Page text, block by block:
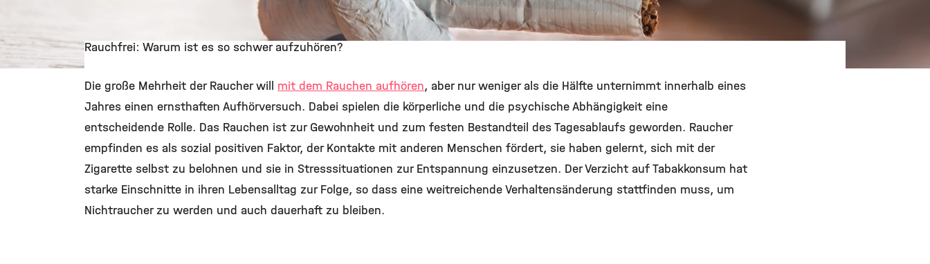
Rauchfrei: Warum ist es so schwer aufzuhören?
Die große Mehrheit der Raucher will mit dem Rauchen aufhören, aber nur weniger als die Hälfte unternimmt innerhalb eines
Jahres einen ernsthaften Aufhörversuch. Dabei spielen die körperliche und die psychische Abhängigkeit eine
entscheidende Rolle. Das Rauchen ist zur Gewohnheit und zum festen Bestandteil des Tagesablaufs geworden. Raucher
empfinden es als sozial positiven Faktor, der Kontakte mit anderen Menschen fördert, sie haben gelernt, sich mit der
Zigarette selbst zu belohnen und sie in Stresssituationen zur Entspannung einzusetzen. Der Verzicht auf Tabakkonsum hat
starke Einschnitte in ihren Lebensalltag zur Folge, so dass eine weitreichende Verhaltensänderung stattfinden muss, um
Nichtraucher zu werden und auch dauerhaft zu bleiben.